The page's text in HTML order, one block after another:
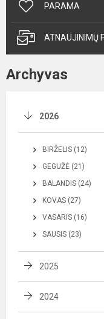
PARAMA
ATNAUJINIMŲ
Archyvas
2026
BIRŽELIS (12)
GEGUŽĖ (21)
BALANDIS (24)
KOVAS (27)
VASARIS (16)
SAUSIS (23)
2025
2024